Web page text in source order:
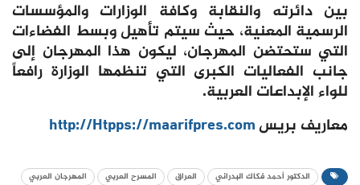
بين دائرته والنقابة وكافة الوزارات والمؤسسات
الرسمية المعنية، حيث سيتم تأهيل وبسط الفضاءات
التي ستحتضن المهرجان، ليكون هذا المهرجان إلى
جانب الفعاليات الكبرى التي تنظمها الوزارة رافعاً
للواء الإبداعات العربية.
معاريف بريسhttp://Htpps://maarifpres.com
الدكتور أحمد فكاك البدراني العراق المسرح العربي المهرجان العربي